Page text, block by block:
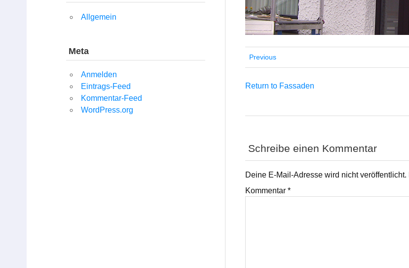
Previous
Return to Fassaden
Schreibe einen Kommentar
Deine E-Mail-Adresse wird nicht veröffentlicht.
Kommentar *
Allgemein
Meta
Anmelden
Eintrags-Feed
Kommentar-Feed
WordPress.org